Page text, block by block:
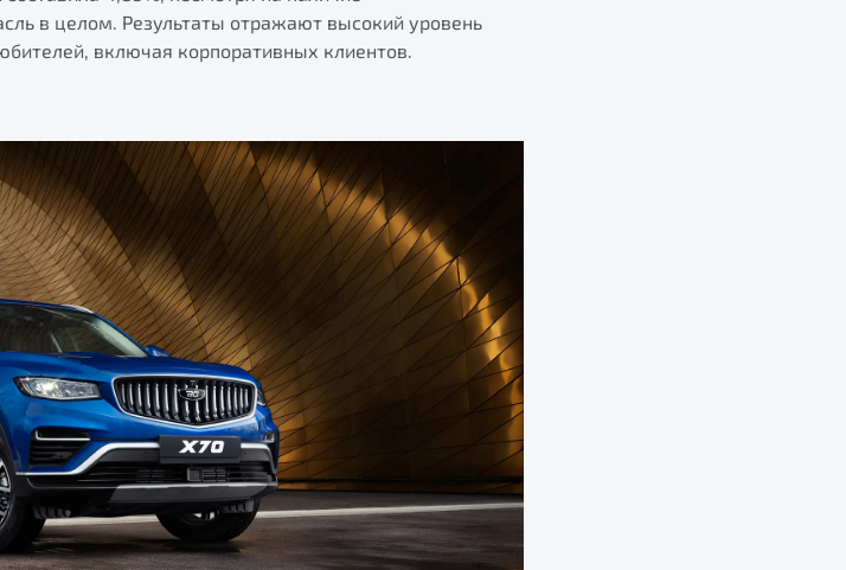
в целом. Результаты отражают высокий уровень
включая корпоративных клиентов.